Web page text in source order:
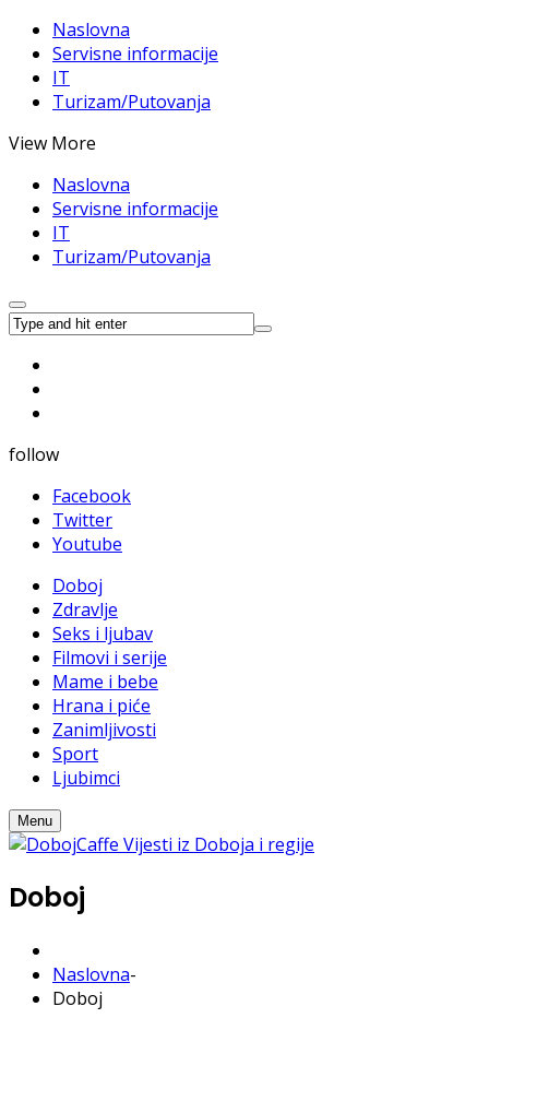
Naslovna
Servisne informacije
IT
Turizam/Putovanja
View More
Naslovna
Servisne informacije
IT
Turizam/Putovanja
follow
Facebook
Twitter
Youtube
Doboj
Zdravlje
Seks i ljubav
Filmovi i serije
Mame i bebe
Hrana i piće
Zanimljivosti
Sport
Ljubimci
Menu
Doboj
Naslovna-
Doboj